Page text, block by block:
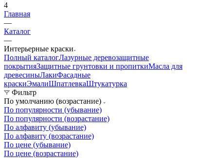
4
Главная
—
Каталог
—
Интерьерные краски
Полный каталогЛазурные деревозащитные
покрытияЗащитные грунтовки и пропиткиМасла для
древесиныЛакиФасадные
краскиЭмалиШпатлевкаШтукатурка
Фильтр
По умолчанию (возрастание)
По популярности (убывание)
По популярности (возрастание)
По алфавиту (убывание)
По алфавиту (возрастание)
По цене (убывание)
По цене (возрастание)